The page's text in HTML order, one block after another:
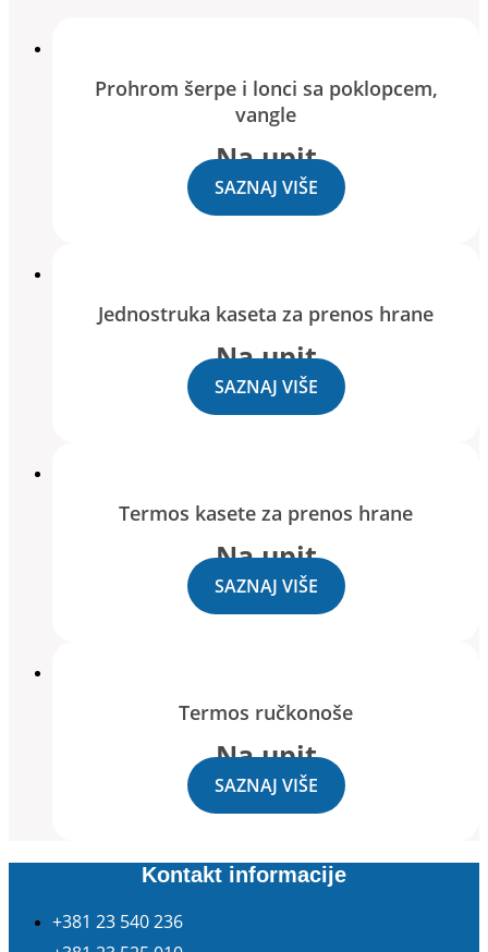
Prohrom šerpe i lonci sa poklopcem,
vangle
Na upit
SAZNAJ VIŠE
Jednostruka kaseta za prenos hrane
Na upit
SAZNAJ VIŠE
Termos kasete za prenos hrane
Na upit
SAZNAJ VIŠE
Termos ručkonoše
Na upit
SAZNAJ VIŠE
Kontakt informacije
+381 23 540 236